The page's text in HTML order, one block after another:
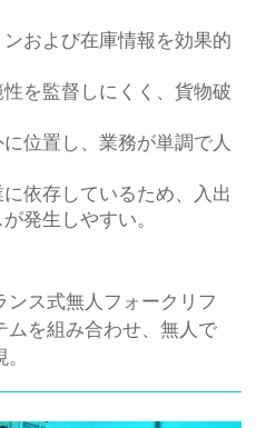
および在庫情報を効果的
を監督しにくく、貨物破
位置し、業務が単調で人
依存しているため、入出
発生しやすい。
ンス式無人フォークリフ
ムを組み合わせ、無人で